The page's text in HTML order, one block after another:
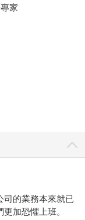
家
司的業務本來就已
加恐懼上班。